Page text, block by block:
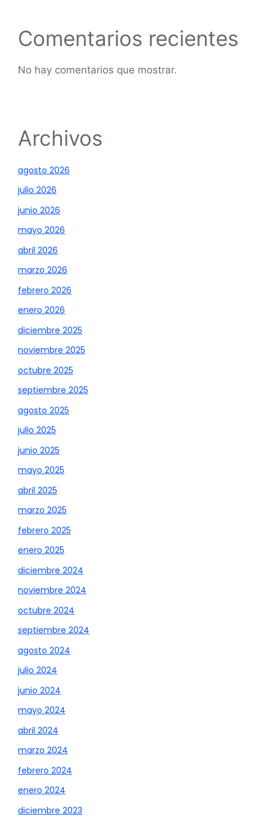
Comentarios recientes
No hay comentarios que mostrar.
Archivos
agosto 2026
julio 2026
junio 2026
mayo 2026
abril 2026
marzo 2026
febrero 2026
enero 2026
diciembre 2025
noviembre 2025
octubre 2025
septiembre 2025
agosto 2025
julio 2025
junio 2025
mayo 2025
abril 2025
marzo 2025
febrero 2025
enero 2025
diciembre 2024
noviembre 2024
octubre 2024
septiembre 2024
agosto 2024
julio 2024
junio 2024
mayo 2024
abril 2024
marzo 2024
febrero 2024
enero 2024
diciembre 2023